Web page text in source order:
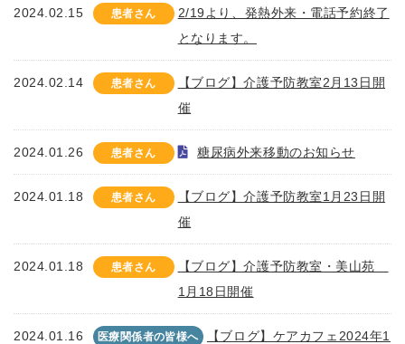
2024.02.15 患者さん
2/19より、発熱外来・電話予約終了
となります。
2024.02.14 患者さん
【ブログ】介護予防教室2月13日開
催
2024.01.26 患者さん 糖尿病外来移動のお知らせ
2024.01.18 患者さん
【ブログ】介護予防教室1月23日開
催
2024.01.18 患者さん
【ブログ】介護予防教室・美山苑
1月18日開催
2024.01.16 医療関係者の皆様へ
【ブログ】ケアカフェ2024年1